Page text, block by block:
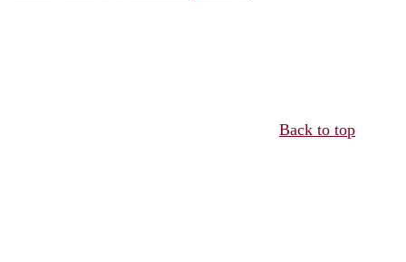
Back to top